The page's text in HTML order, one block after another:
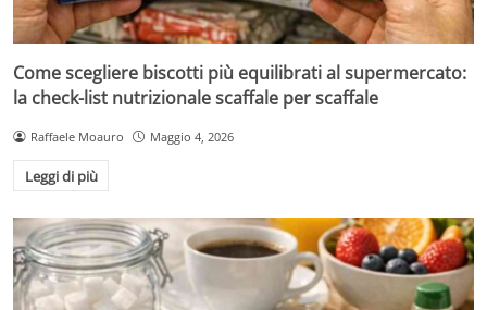
Come scegliere biscotti più equilibrati al supermercato:
la check-list nutrizionale scaffale per scaffale
Raffaele Moauro Maggio 4, 2026
Leggi di più